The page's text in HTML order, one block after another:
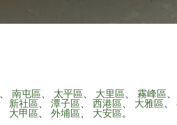
南屯區 太平區 大里區 霧峰區
新社區 潭子區 西港區 大雅區
大甲區 外埔區 大安區。